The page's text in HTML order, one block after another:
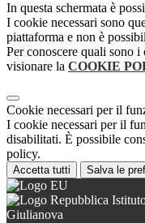
In questa schermata è
I cookie necessari sono
piattaforma e non è
Per conoscere quali sono
visionare la COOKIE
Cookie necessari per il
I cookie necessari per il
disabilitati. È possibile
policy.
Accetta tutti Salva le
Giulianova